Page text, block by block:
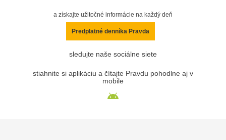
a získajte užitočné informácie na každý deň
Predplatné denníka Pravda
sledujte naše sociálne siete
stiahnite si aplikáciu a čítajte Pravdu pohodlne aj v
mobile